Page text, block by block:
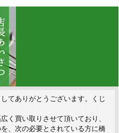
てありがとうございます。くじ
く買い取りさせて頂いており、
、次の必要とされている方に橋